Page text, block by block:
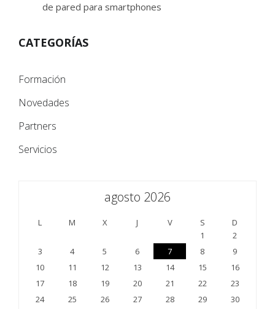
de pared para smartphones
CATEGORÍAS
Formación
Novedades
Partners
Servicios
agosto 2026
L M X J V S
D
1
2
3
4 5 6 7 8
9
10
11 12 13 14 15
16
17
18 19 20 21 22
23
24
25 26 27 28 29
30